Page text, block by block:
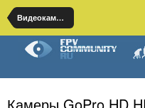
Видеокамеры